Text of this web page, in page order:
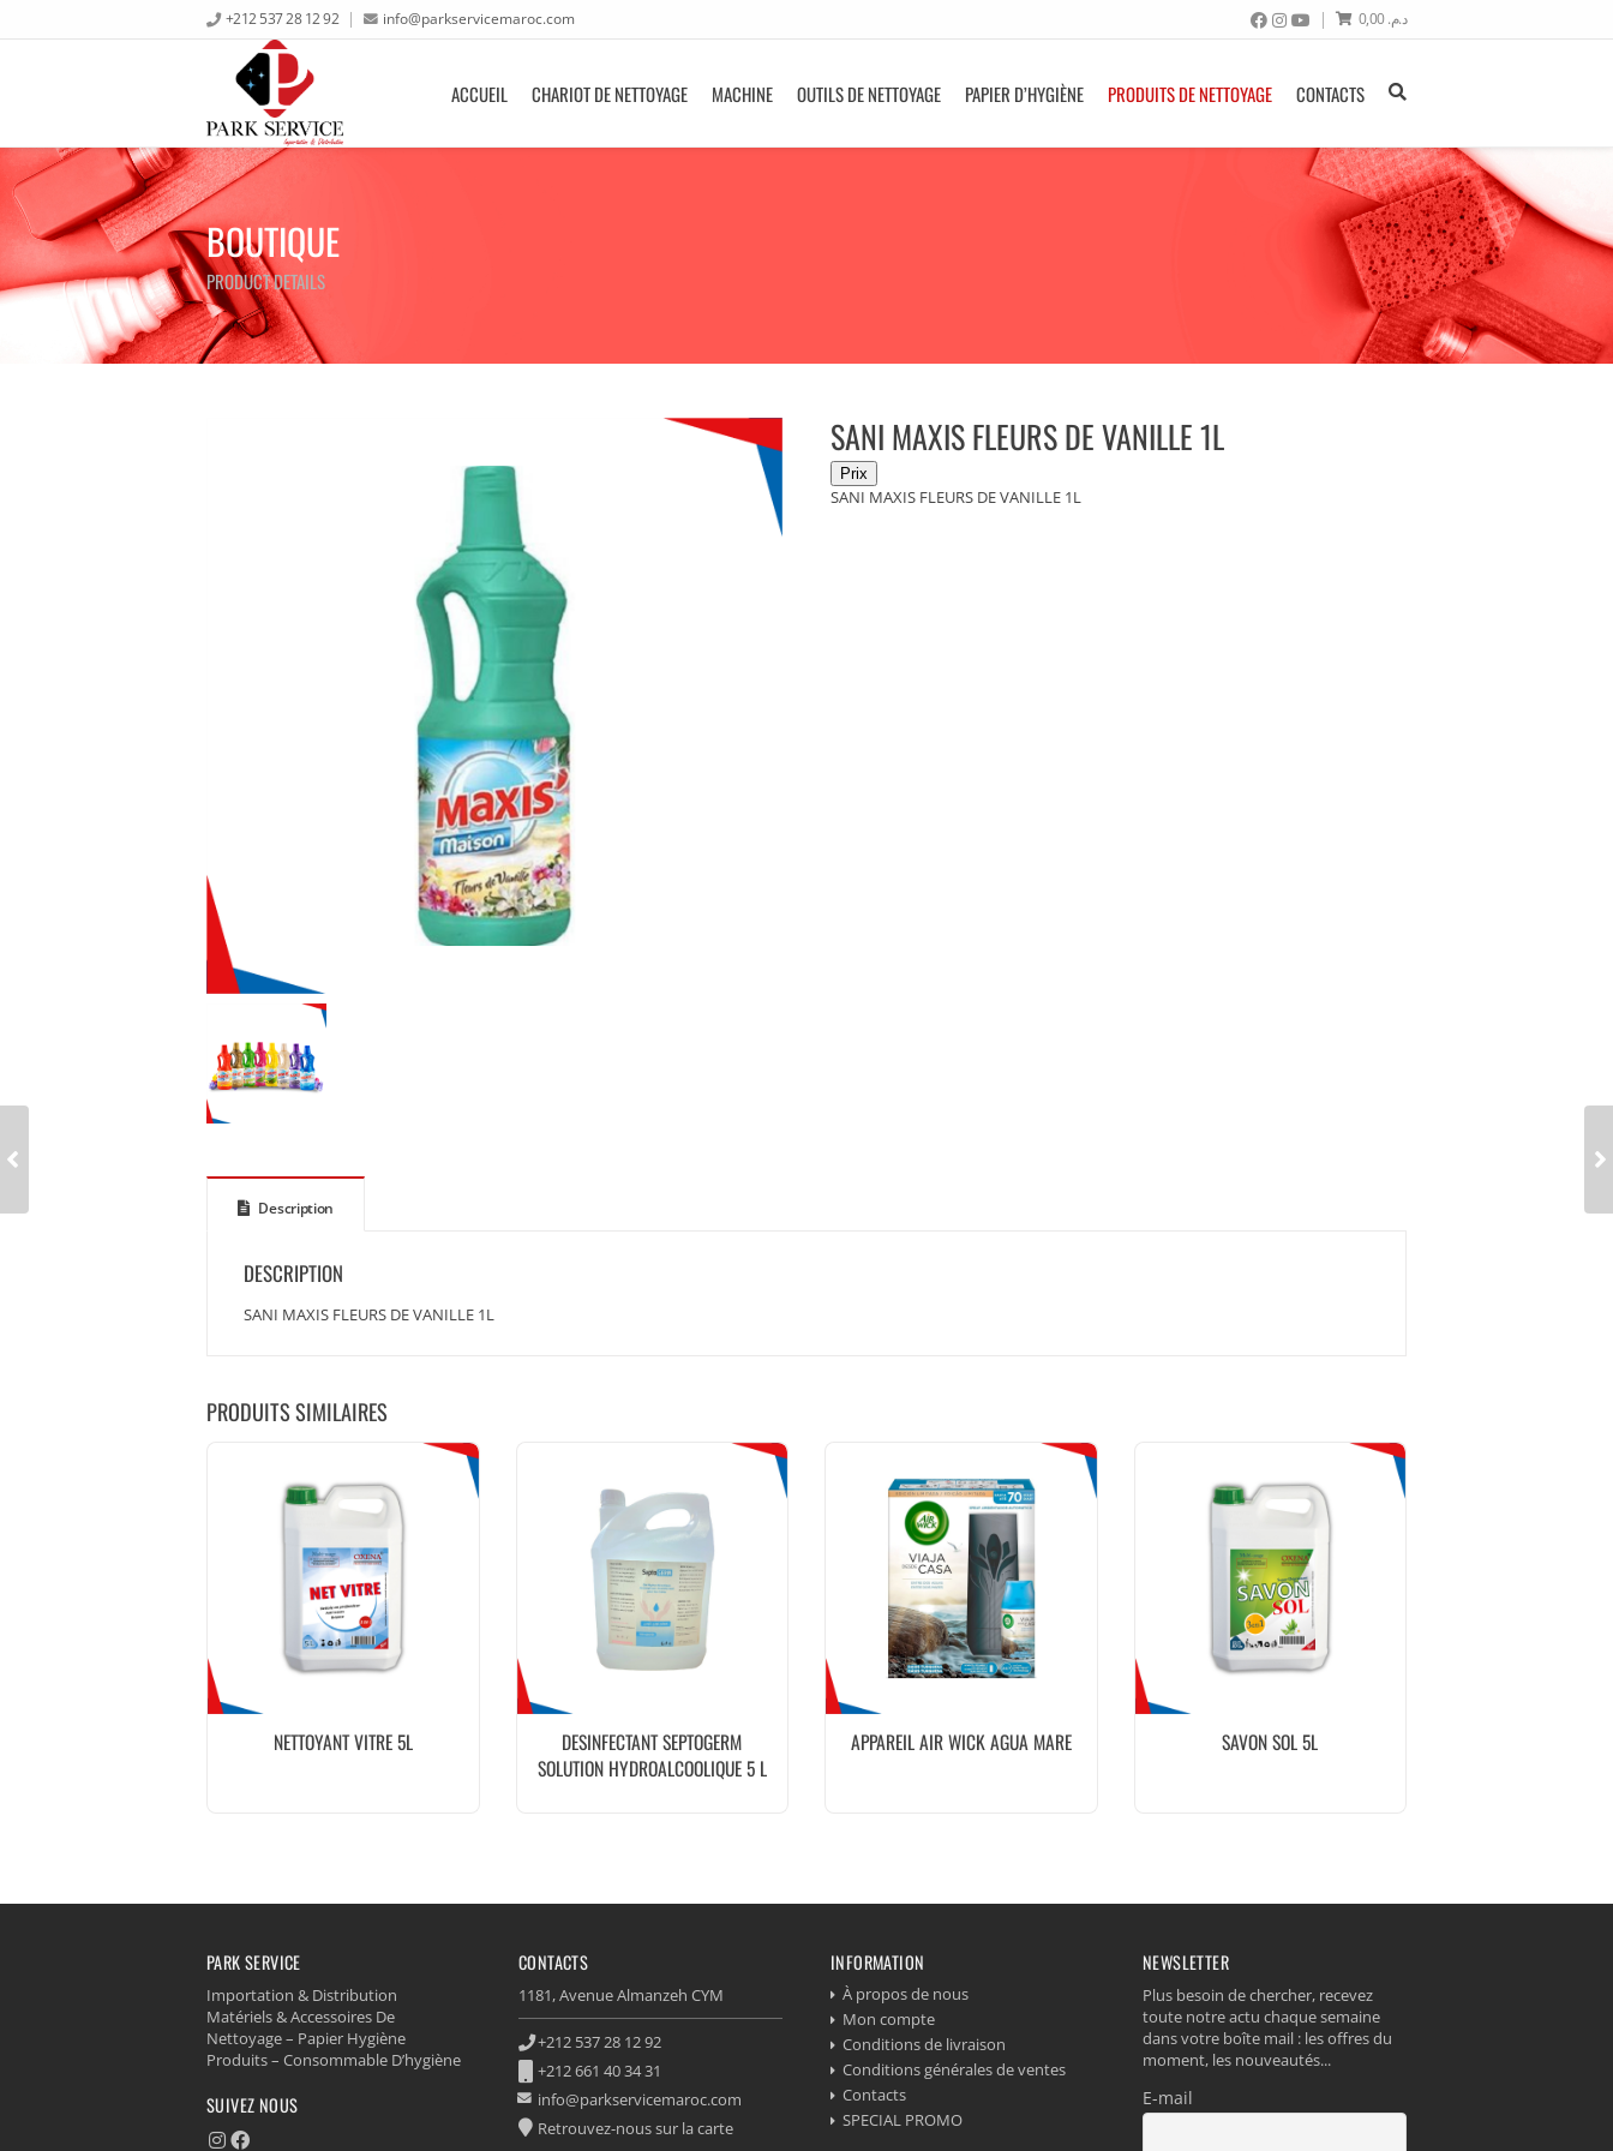
+212 537 28 12 92 info@parkservicemaroc.com د.م.0,00
ACCUEIL CHARIOT DE NETTOYAGE MACHINE OUTILS DE NETTOYAGE PAPIER D’HYGIÈNE PRODUITS DE NETTOYAGE CONTACTS
BOUTIQUE
PRODUCT DETAILS
SANI MAXIS FLEURS DE VANILLE 1L
SANI MAXIS FLEURS DE VANILLE 1L
Description
DESCRIPTION
SANI MAXIS FLEURS DE VANILLE 1L
PRODUITS SIMILAIRES
NETTOYANT VITRE 5L
DESINFECTANT SEPTOGERM
SOLUTION HYDROALCOOLIQUE 5 L
APPAREIL AIR WICK AGUA MARE SAVON SOL 5L
PARK SERVICE
Importation & Distribution
Matériels & Accessoires De
Nettoyage – Papier Hygiène
Produits – Consommable D’hygiène
SUIVEZ NOUS
CONTACTS
1181, Avenue Almanzeh CYM
+212 537 28 12 92
+212 661 40 34 31
info@parkservicemaroc.com
Retrouvez-nous sur la carte
INFORMATION
À propos de nous
Mon compte
Conditions de livraison
Conditions générales de ventes
Contacts
SPECIAL PROMO
NEWSLETTER
Plus besoin de chercher, recevez
toute notre actu chaque semaine
dans votre boîte mail : les offres du
moment, les nouveautés...
E-mail